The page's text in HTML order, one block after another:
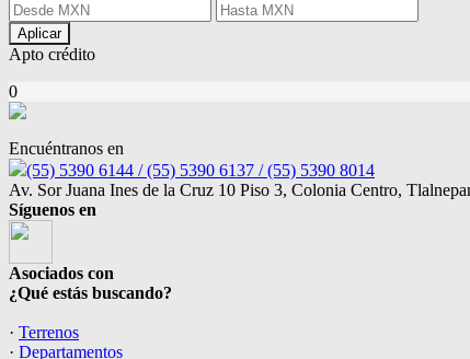
Aplicar
Apto crédito
0
Encuéntranos en
(55) 5390 6144 / (55) 5390 6137 / (55) 5390 8014
Av. Sor Juana Ines de la Cruz 10 Piso 3, Colonia Centro,
Síguenos en
Asociados con
¿Qué estás buscando?
· Terrenos
· Departamentos